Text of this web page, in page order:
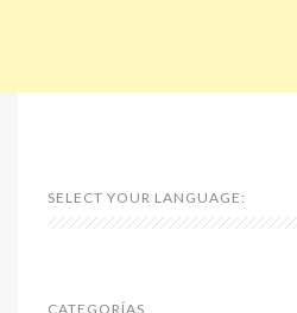
SELECT YOUR LANGUAGE:
CATEGORÍAS